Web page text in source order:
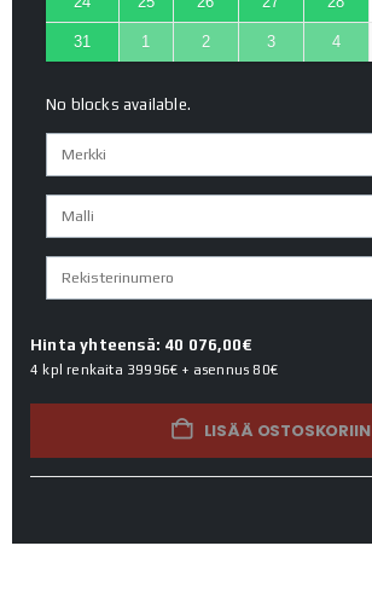
31 1 2 3 4
No blocks available.
Hinta yhteensä: 40 076,00€
4 kpl renkaita 39996€ + asennus80€
LISÄÄ OSTOSKORIIN